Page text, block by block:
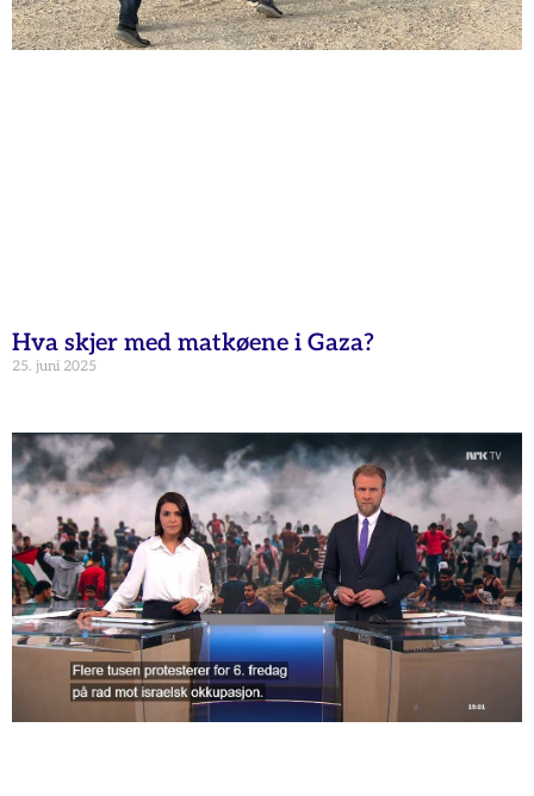
Hva skjer med matkøene i Gaza?
25. juni 2025